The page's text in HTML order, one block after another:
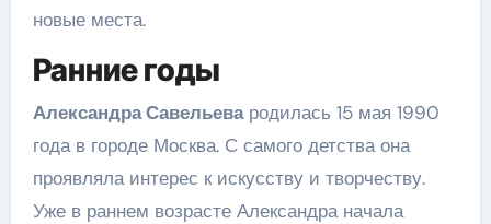
новые места.
Ранние годы
Александра Савельевародилась 15 мая 1990
года в городе Москва. С самого детства она
проявляла интерес к искусству и творчеству.
Уже в раннем возрасте Александра начала